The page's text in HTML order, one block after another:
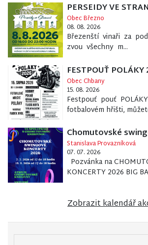
PERSEIDY VE
Obec Březno
08. 08. 2026
Březenští vinaři za
zvou všechny m...
FESTPOUŤ
Obec Chbany
15. 08. 2026
Festpouť pouť
fotbalovém hřišti,
Chomutovské
Stanislava Provazníková
07. 07. 2026
Pozvánka na
KONCERTY 2026 BIG
Zobrazit kalendář